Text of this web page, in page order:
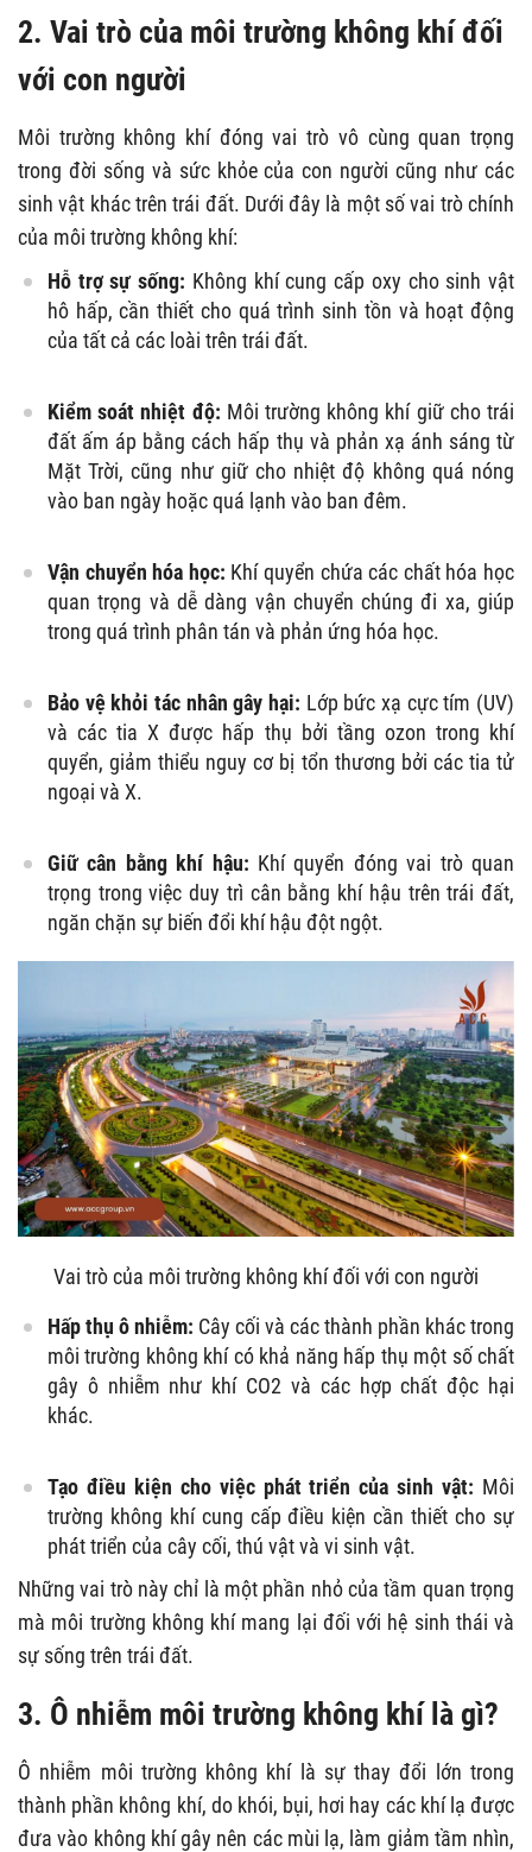
2. Vai trò của môi trường không khí đối
với con người
Môi trường không khí đóng vai trò vô cùng quan trọng
trong đời sống và sức khỏe của con người cũng như các
sinh vật khác trên trái đất. Dưới đây là một số vai trò chính
của môi trường không khí:
Hỗ trợ sự sống: Không khí cung cấp oxy cho sinh vật
hô hấp, cần thiết cho quá trình sinh tồn và hoạt động
của tất cả các loài trên trái đất.
Kiểm soát nhiệt độ: Môi trường không khí giữ cho trái
đất ấm áp bằng cách hấp thụ và phản xạ ánh sáng từ
Mặt Trời, cũng như giữ cho nhiệt độ không quá nóng
vào ban ngày hoặc quá lạnh vào ban đêm.
Vận chuyển hóa học: Khí quyển chứa các chất hóa học
quan trọng và dễ dàng vận chuyển chúng đi xa, giúp
trong quá trình phân tán và phản ứng hóa học.
Bảo vệ khỏi tác nhân gây hại: Lớp bức xạ cực tím (UV)
và các tia X được hấp thụ bởi tầng ozon trong khí
quyển, giảm thiểu nguy cơ bị tổn thương bởi các tia tử
ngoại và X.
Giữ cân bằng khí hậu: Khí quyển đóng vai trò quan
trọng trong việc duy trì cân bằng khí hậu trên trái đất,
ngăn chặn sự biến đổi khí hậu đột ngột.
Vai trò của môi trường không khí đối với con người
Hấp thụ ô nhiễm: Cây cối và các thành phần khác trong
môi trường không khí có khả năng hấp thụ một số chất
gây ô nhiễm như khí CO2 và các hợp chất độc hại
khác.
Tạo điều kiện cho việc phát triển của sinh vật: Môi
trường không khí cung cấp điều kiện cần thiết cho sự
phát triển của cây cối, thú vật và vi sinh vật.
Những vai trò này chỉ là một phần nhỏ của tầm quan trọng
mà môi trường không khí mang lại đối với hệ sinh thái và
sự sống trên trái đất.
3. Ô nhiễm môi trường không khí là gì?
Ô nhiễm môi trường không khí là sự thay đổi lớn trong
thành phần không khí, do khói, bụi, hơi hay các khí lạ được
đưa vào không khí gây nên các mùi lạ, làm giảm tầm nhìn,